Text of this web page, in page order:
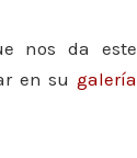
nos da este
en sugalería